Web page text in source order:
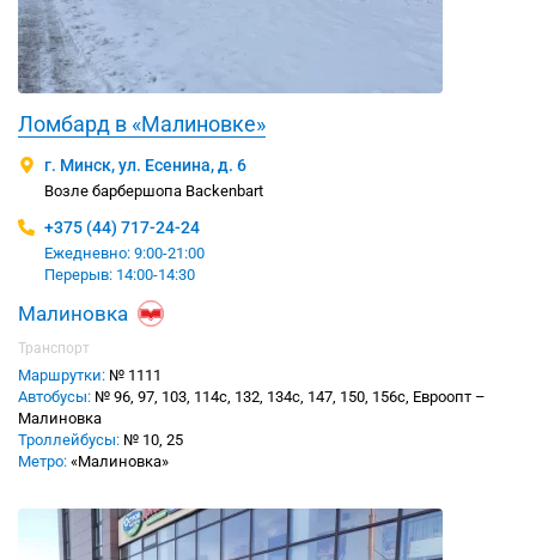
Ломбард в «Малиновке»
г. Минск, ул. Есенина, д. 6
Возле барбершопа Backenbart
+375 (44) 717-24-24
Ежедневно: 9:00-21:00
Перерыв: 14:00-14:30
Малиновка
Транспорт
Маршрутки: № 1111
Автобусы: № 96, 97, 103, 114с, 132, 134с, 147, 150, 156с, Евроопт –
Малиновка
Троллейбусы: № 10, 25
Метро: «Малиновка»